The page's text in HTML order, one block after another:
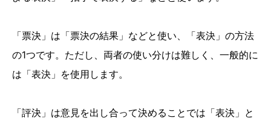
「票決」は「票決の結果」などと使い、「表決」の方法
の1つです。ただし、両者の使い分けは難しく、一般的に
は「表決」を使用します。
「評決」は意見を出し合って決めることでは「表決」と